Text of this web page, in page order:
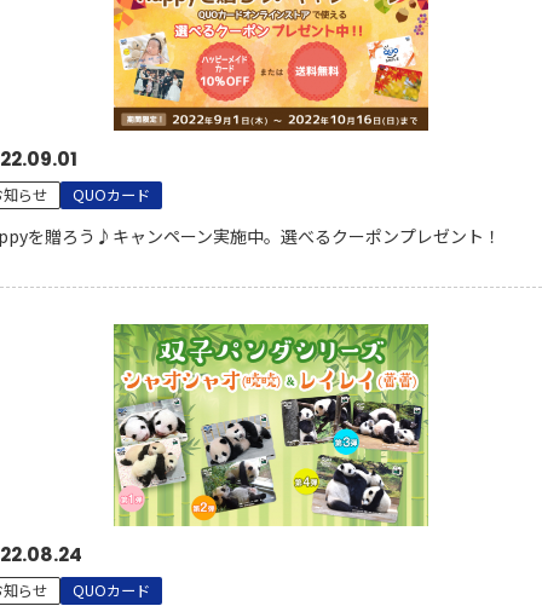
知らせ QUOカード
を贈ろう♪キャンペーン実施中。選べるクーポンプレゼント！
知らせ QUOカード